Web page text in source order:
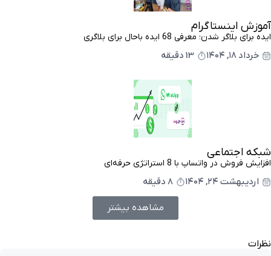
آموزش اینستاگرام
ایده برای بلاگر شدن؛ معرفی 68 ایده باحال برای بلاگری
خرداد ۱۸, ۱۴۰۴ 13 دقیقه
شبکه اجتماعی
افزایش فروش در واتساپ با 8 استراتژی حرفه‌ای
اردیبهشت ۲۴, ۱۴۰۴ 8 دقیقه
مشاهده بیشتر
نظرات